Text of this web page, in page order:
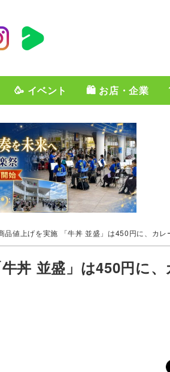
🥳 イベント 🛍️ お店・企業
品値上げを実施 「牛丼 並盛」は450円に、カ
丼 並盛」は450円に